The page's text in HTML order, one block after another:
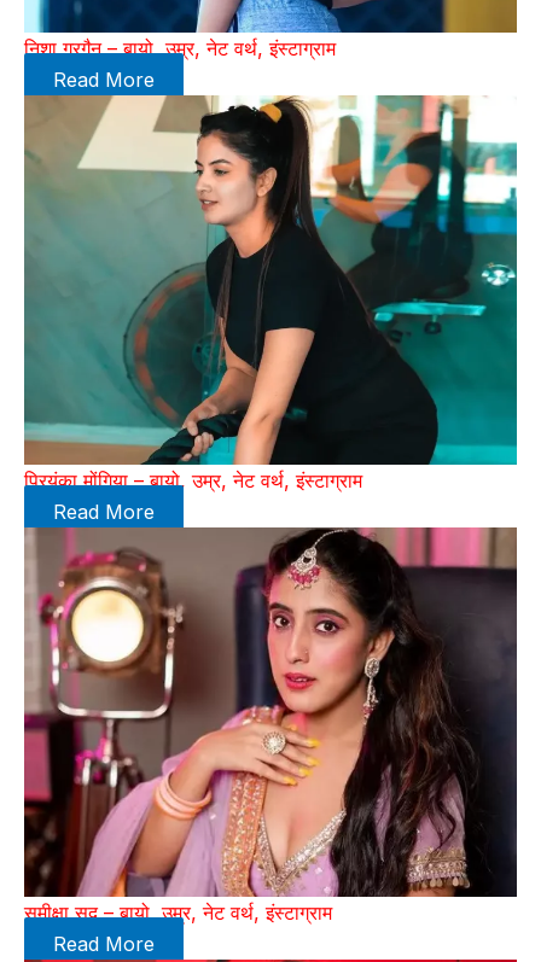
निशा गुरगैन – बायो, उम्र, नेट वर्थ, इंस्टाग्राम
Read More
प्रियंका मोंगिया – बायो, उम्र, नेट वर्थ, इंस्टाग्राम
Read More
समीक्षा सूद – बायो, उम्र, नेट वर्थ, इंस्टाग्राम
Read More